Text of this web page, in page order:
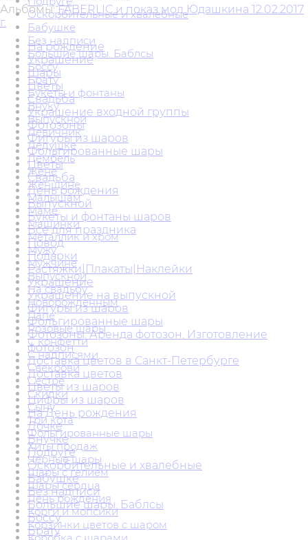
Оскорбительные и хвалебные
Бабушке
Без надписи
Большие шары. Баблсы
Боссу
Брату
Букеты и фонтаны
Внуку
Выпускной
Девичник
Дедушке
Дембель
Жене
Женщине
Малышам
Маме
Машинки
Металлик и хром
Мужу
Мужчине
Выпускной
На свадьбу
Новорожденным
Папе
Розовые шары
С конфетти
С надписями
Свекрови
Сестре
Скидки
Сыну
Три кота
Фольгированные шары
Хиты продаж
Черные шары
Шары с гелием
Шары сердца
День рождения
Корги и мопсики
Корзинки цветов с шаром
Альбомы:FABERLIC и показ мод Юдашкина 12.02.2017
г.
На рождение
Украшение
Шары
Цветы
Свадьба
Украшение входной группы
Фотозоны
Фигуры из шаров
Фольгированные шары
Цветы
Свадьба
День рождения
Выпускной
Букеты и фонтаны шаров
Всё для праздника
Повод
Подарки
Растяжки|Плакаты|Наклейки
Украшение
Украшение на выпускной
Фигуры из шаров
Фольгированные шары
Фотозоны. Аренда фотозон. Изготовление
фотозон
Доставка цветов в Санкт-Петербурге
Доставка цветов
Цветы из шаров
Цифры из шаров
На День рождения
Дочке
Внучке
Подруге
Оскорбительные и хвалебные
Бабушке
Без надписи
Большие шары. Баблсы
Боссу
Брату